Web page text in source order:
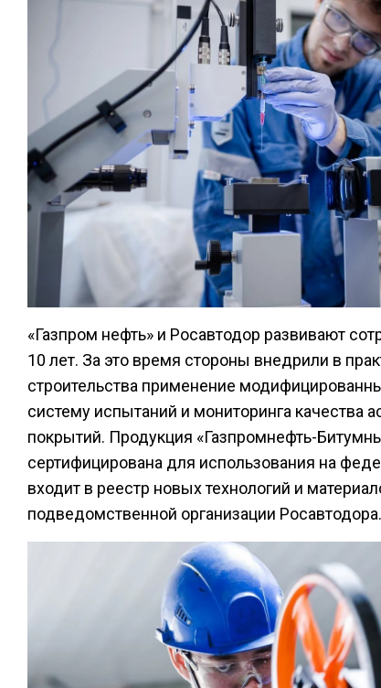
«Газпром нефть» и Росавтодор развивают
10 лет. За это время стороны внедрили в
строительства применение
систему испытаний и мониторинга качества
покрытий. Продукция «Газпромнефть-
сертифицирована для использования на
входит в реестр новых технологий и
подведомственной организации Росавтодора.